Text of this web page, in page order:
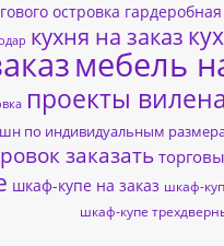
островка
кухня на заказ
мебель
проекты
по индивидуальным
заказать
шкаф-купе на заказ шкаф-
шкаф-купе